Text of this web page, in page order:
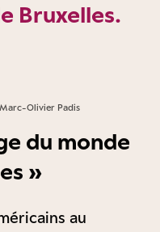
Bruxelles.
Olivier Padis
du monde
»
au